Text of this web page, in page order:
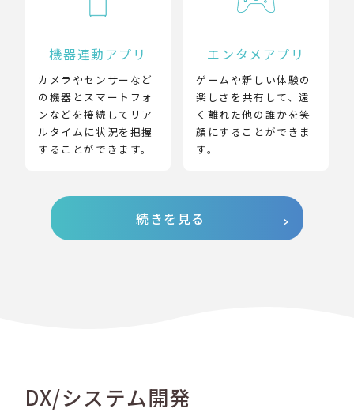
機器連動アプリ
カメラやセンサーなど
の機器とスマートフォ
ンなどを接続してリア
ルタイムに状況を把握
することができます。
エンタメアプリ
ゲームや新しい体験の
楽しさを共有して、遠
く離れた他の誰かを笑
顔にすることができま
す。
続きを見る
DX/システム開発